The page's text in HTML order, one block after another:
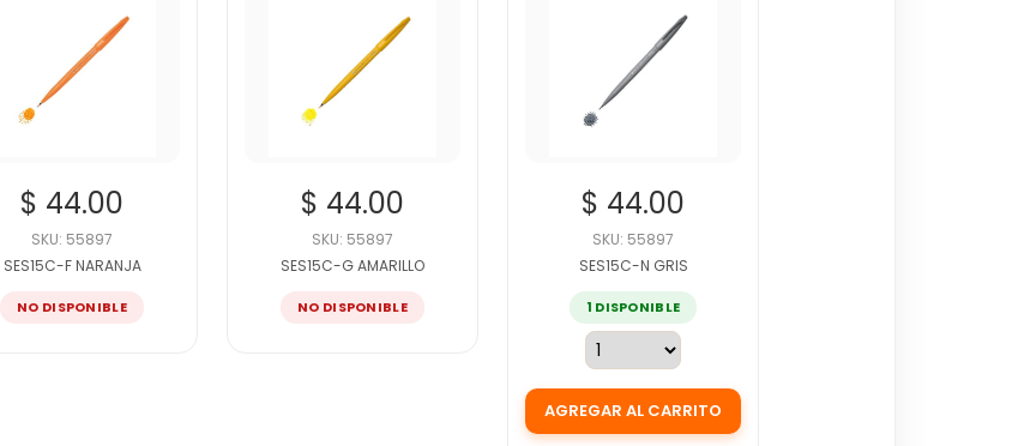
$ 44.00
SKU: 55897
SES15C-F NARANJA
NO DISPONIBLE
$ 44.00
SKU: 55897
SES15C-G AMARILLO
NO DISPONIBLE
$ 44.00
SKU: 55897
SES15C-N GRIS
1 DISPONIBLE